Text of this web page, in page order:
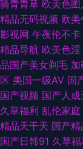
啪 国产黄精品合集
一级免费 91nAV网
宗合网 91青草婷婷
产精品99久久 伊人
人插人人干91 人妖
骑青青草 欧美色
精品无码视频 欧
影视网 午夜伦不卡
精品导航 欧美色淫
品国产美女剃毛
区 美国一级AV 国
国产视频 国产人
久草福利 乱伦家庭
精品天干天 国产
国产日韩91 久草